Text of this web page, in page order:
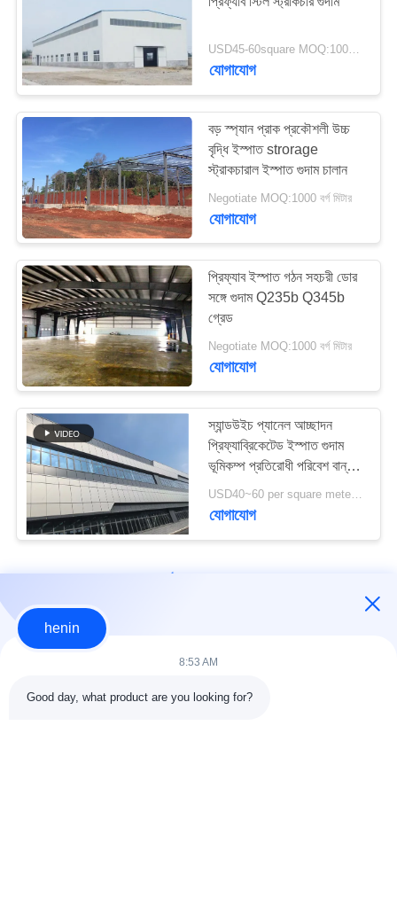
USD45-60square MOQ:1000 বর্গ মিটার
যোগাযোগ
বড় স্প্যান প্রাক প্রকৌশলী উচ্চ
বৃদ্ধি ইস্পাত strorage
স্ট্রাকচারাল ইস্পাত গুদাম চালান
Negotiate MOQ:1000 বর্গ মিটার
যোগাযোগ
প্রিফ্যাব ইস্পাত গঠন সহচরী ডোর
সঙ্গে গুদাম Q235b Q345b
গ্রেড
Negotiate MOQ:1000 বর্গ মিটার
যোগাযোগ
স্যান্ডউইচ প্যানেল আচ্ছাদন
প্রিফ্যাব্রিকেটেড ইস্পাত গুদাম
ভূমিকম্প প্রতিরোধী পরিবেশ বান্ধব
সমাধান
USD40~60 per square meter MOQ:1000 বর্গ মিটার
যোগাযোগ
henin
8:53 AM
Good day, what product are you looking for?